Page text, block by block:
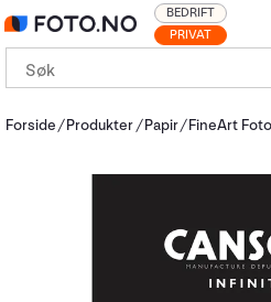
PRIVAT
BEDRIFT
Forside Produkter Papir FineArt